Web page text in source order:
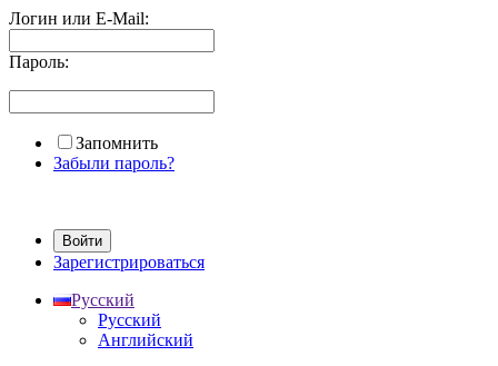
Логин или E-Mail:
Пароль:
Запомнить
Забыли пароль?
Войти
Зарегистрироваться
Русский
Русский
Английский